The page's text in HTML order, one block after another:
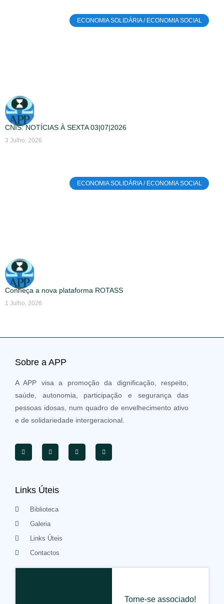
ECONOMIA SOLIDÁRIA / ECONOMIA SOCIAL
CNIS: NOTÍCIAS À SEXTA 03|07|2026
3 Julho, 2026
ECONOMIA SOLIDÁRIA / ECONOMIA SOCIAL
Conheça a nova plataforma ROTASS
1 Julho, 2026
Sobre a APP
A APP visa a promoção da dignificação, respeito,
saúde, autonomia, participação e segurança das
pessoas idosas, num quadro de envelhecimento ativo
e de solidariedade intergeracional.
Links Úteis
Biblioteca
Galeria
Links Úteis
Contactos
Torne-se associado!